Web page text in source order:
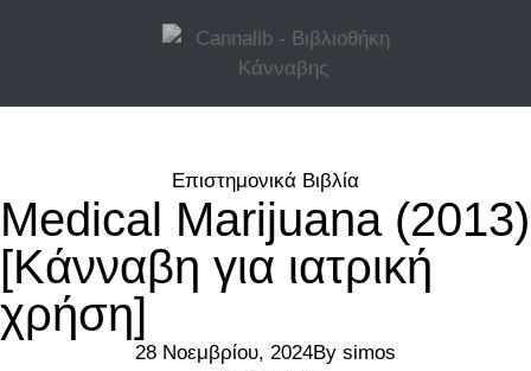
Επιστημονικά Βιβλία
Medical Marijuana (2013)
[Κάνναβη για ιατρική
χρήση]
28 Νοεμβρίου, 2024By simos